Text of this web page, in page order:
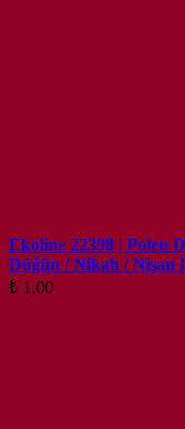
Ekoline 22398 | Polen
Düğün / Nikah / Nişan
₺ 1,00